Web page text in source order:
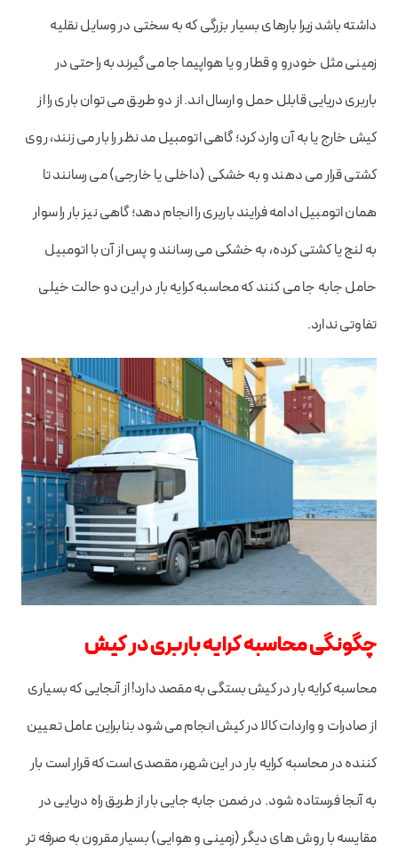
داشته باشد زیرا بارهای بسیار بزرگی که به سختی در وسایل نقلیه
زمینی مثل خودرو و قطار و یا هواپیما جا می گیرند به راحتی در
باربری دریایی قابلل حمل و ارسال اند. از دو طریق می توان باری را از
کیش خارج یا به آن وارد کرد؛ گاهی اتومبیل مد نظر را بار می زنند، روی
کشتی قرار می دهند و به خشکی (داخلی یا خارجی) می رسانند تا
همان اتومبیل ادامه فرایند باربری را انجام دهد؛ گاهی نیز بار را سوار
به لنج یا کشتی کرده، به خشکی می رسانند و پس از آن با اتومبیل
حامل جابه جا می کنند که محاسبه کرایه بار در این دو حالت خیلی
تفاوتی ندارد.
چگونگی محاسبه کرایه باربری در کیش
محاسبه کرایه بار در کیش بستگی به مقصد دارد! از آنجایی که بسیاری
از صادرات و واردات کالا در کیش انجام می شود بنابراین عامل تعیین
کننده در محاسبه کرایه بار در این شهر، مقصدی است که قرار است بار
به آنجا فرستاده شود. در ضمن جابه جایی بار از طریق راه دریایی در
مقایسه با روش های دیگر (زمینی و هوایی) بسیار مقرون به صرفه تر